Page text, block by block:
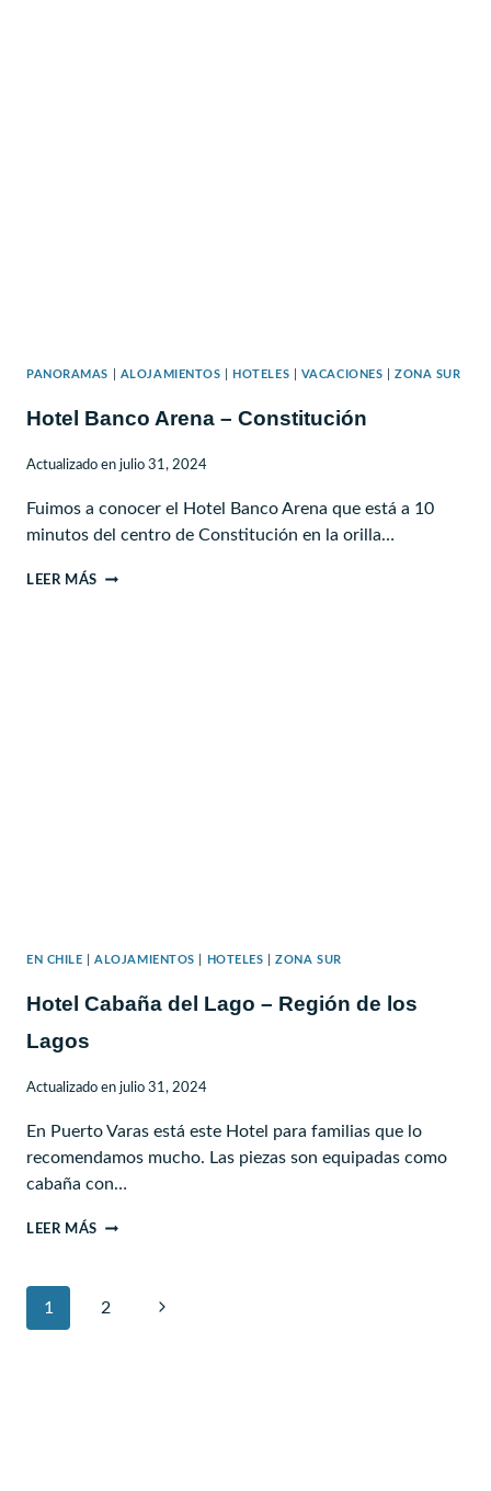
PANORAMAS ALOJAMIENTOS HOTELES VACACIONES |ZONA SUR
Hotel Banco Arena – Constitución
Actualizado en julio 31, 2024
Fuimos a conocer el Hotel Banco Arena que está a 10
minutos del centro de Constitución en la orilla…
LEER MÁS HOTEL
EN CHILE |ALOJAMIENTOS HOTELES |ZONA SUR
Hotel Cabaña del Lago – Región de los
Lagos
Actualizado en julio 31, 2024
En Puerto Varas está este Hotel para familias que lo
recomendamos mucho. Las piezas son equipadas como
cabaña con…
LEER MÁS HOTEL
LAGO
Navegación
de
1 2 Siguiente